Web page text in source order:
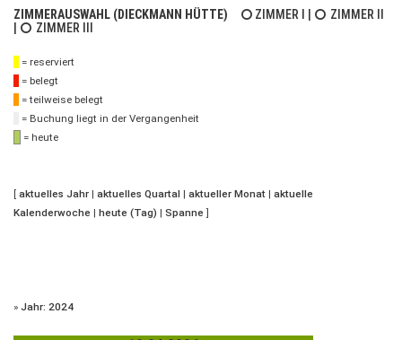
ZIMMERAUSWAHL (DIECKMANN HÜTTE)
ZIMMER I
ZIMMER II
ZIMMER III
= reserviert
= belegt
= teilweise belegt
= Buchung liegt in der Vergangenheit
= heute
[ aktuelles Jahr | aktuelles Quartal | aktueller Monat | aktuelle
Kalenderwoche | heute (Tag) | Spanne ]
» Jahr: 2024